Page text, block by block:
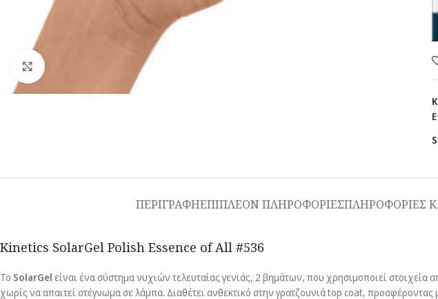
ΠΕΡΙΓΡΑΦΗΕΠΙΠΛΕΟΝ ΠΛΗΡΟΦΟΡΙΕΣΠΛΗΡΟΦΟΡΙΕΣ
Kinetics SolarGel Polish Essence of All #536
Το SolarGel είναι ένα σύστημα νυχιών τελευταίας γενιάς, 2 βημάτων, που χρησιμοποιεί
χωρίς να απαιτεί στέγνωμα σε λάμπα. Διαθέτει ανθεκτικό στην γρατζουνιά top coat,